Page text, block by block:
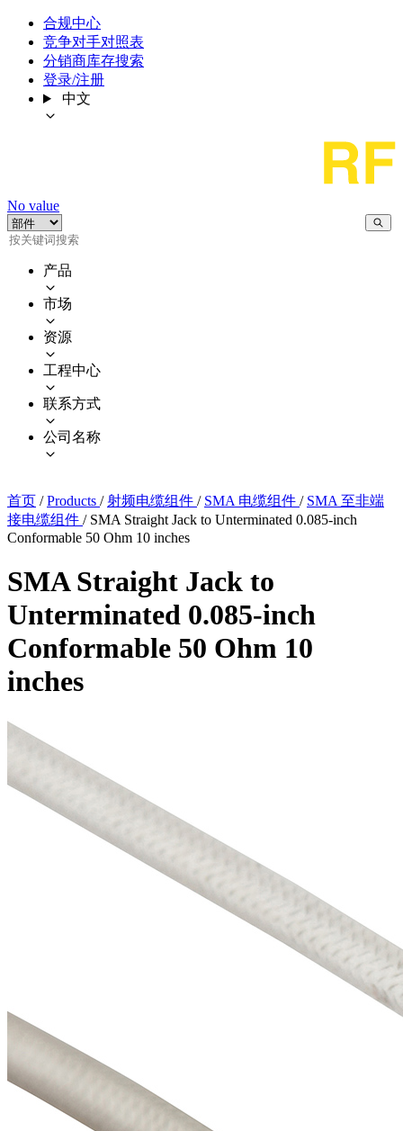
合规中心
竞争对手对照表
分销商库存搜索
登录/注册
中文
No value
产品
市场
资源
工程中心
联系方式
公司名称
首页 / Products / 射频电缆组件 / SMA 电缆组件 / SMA 至非端
接电缆组件 / SMA Straight Jack to Unterminated 0.085-inch
Conformable 50 Ohm 10 inches
SMA Straight Jack to
Unterminated 0.085-inch
Conformable 50 Ohm 10
inches